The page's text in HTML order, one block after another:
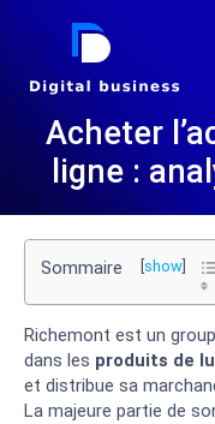
DIGITAL BUSINESS
Acheter
ligne :
Sommaire show
Richemont est un
dans les produits de
et distribue sa
La majeure partie de